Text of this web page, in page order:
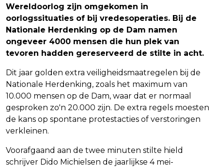
Wereldoorlog zijn omgekomen in
oorlogssituaties of bij vredesoperaties. Bij de
Nationale Herdenking op de Dam namen
ongeveer 4000 mensen die hun plek van
tevoren hadden gereserveerd de stilte in acht.
Dit jaar golden extra veiligheidsmaatregelen bij de
Nationale Herdenking, zoals het maximum van
10.000 mensen op de Dam, waar dat er normaal
gesproken zo'n 20.000 zijn. De extra regels moesten
de kans op spontane protestacties of verstoringen
verkleinen.
Voorafgaand aan de twee minuten stilte hield
schrijver Dido Michielsen de jaarlijkse 4 mei-